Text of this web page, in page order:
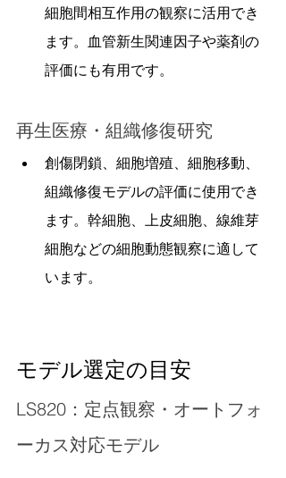
細胞間相互作用の観察に活用でき
ます。血管新生関連因子や薬剤の
評価にも有用です。
再生医療・組織修復研究
創傷閉鎖、細胞増殖、細胞移動、
組織修復モデルの評価に使用でき
ます。幹細胞、上皮細胞、線維芽
細胞などの細胞動態観察に適して
います。
モデル選定の目安
LS820：定点観察・オートフォ
ーカス対応モデル